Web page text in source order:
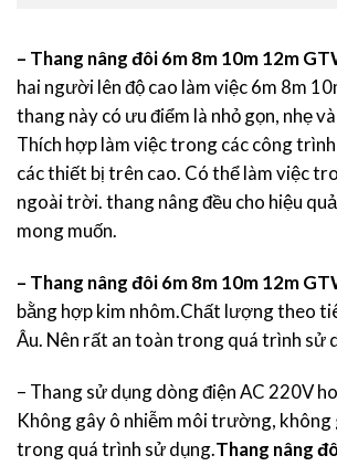
– Thang nâng đôi 6m 8m 10m 12m
hai người lên độ cao làm việc 6m 8m
thang này có ưu điểm là nhỏ gọn, nhẹ
Thích hợp làm việc trong các công
các thiết bị trên cao. Có thể làm việc
ngoài trời. thang nâng đều cho hiệu
mong muốn.
– Thang nâng đôi 6m 8m 10m 12m
bằng hợp kim nhôm.Chất lượng theo
Âu. Nên rất an toàn trong quá trình sử
– Thang sử dụng dòng điện AC 220V
Không gây ô nhiễm môi trường, không
trong quá trình sử dụng.Thang nâng